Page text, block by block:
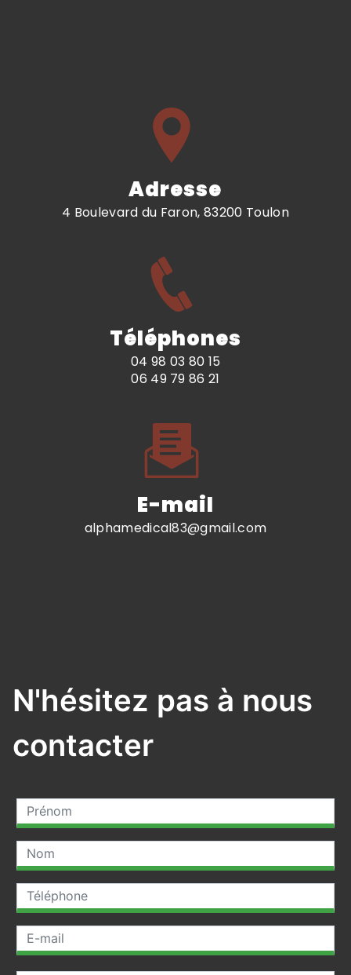
Adresse
4 Boulevard du Faron, 83200 Toulon
Téléphones
04 98 03 80 15
06 49 79 86 21
E-mail
alphamedical83@gmail.com
N'hésitez pas à nous
contacter